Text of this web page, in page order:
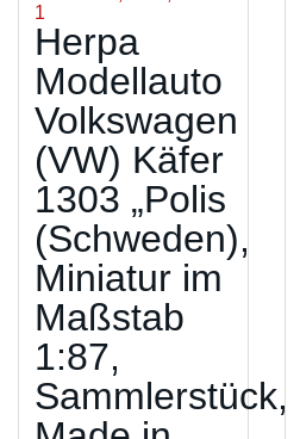
Herpa
Modellauto
Volkswagen
(VW) Käfer
1303 „Polis
(Schweden),
Miniatur im
Maßstab
1:87,
Sammlerstück,